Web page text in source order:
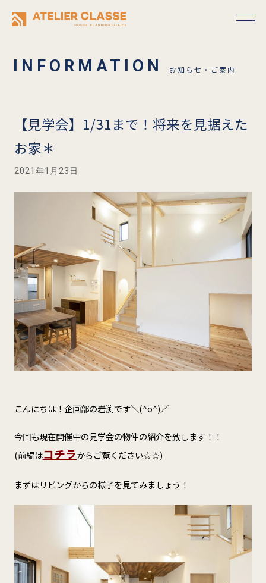
お知らせ・ご案内
【見学会】1/31まで！将来を見据えた
お家＊
2021年1月23日
こんにちは！企画部の岩渕です＼(^o^)／
今回も現在開催中の見学会の物件の紹介を致します！！
(前編はコチラからご覧ください☆☆)
まずはリビングからの様子を見てみましょう！